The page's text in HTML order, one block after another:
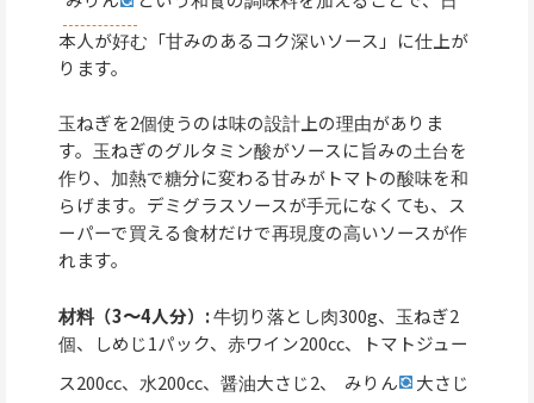
本人が好む「甘みのあるコク深いソース」に仕上が
ります。
玉ねぎを2個使うのは味の設計上の理由がありま
す。玉ねぎのグルタミン酸がソースに旨みの土台を
作り、加熱で糖分に変わる甘みがトマトの酸味を和
らげます。デミグラスソースが手元になくても、ス
ーパーで買える食材だけで再現度の高いソースが作
れます。
材料（3〜4人分）:牛切り落とし肉300g、玉ねぎ2
個、しめじ1パック、赤ワイン200cc、トマトジュー
ス200cc、水200cc、醤油大さじ2、
みりん
大さじ